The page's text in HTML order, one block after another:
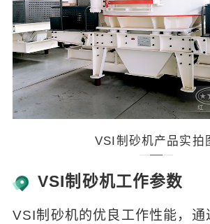
VSI制砂机产品实拍
VSI制砂机工作参数
VSI制砂机的优良工作性能，通